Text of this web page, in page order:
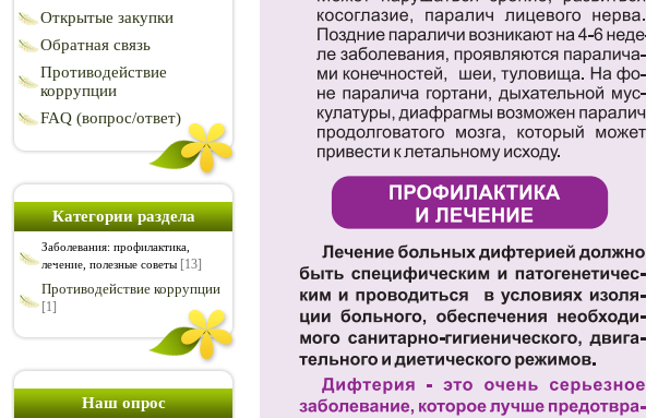
Открытые закупки
Обратная связь
Противодействие
коррупции
FAQ (вопрос/ответ)
Категории раздела
Заболевания: профилактика,
лечение, полезные советы [13]
Противодействие коррупции
[1]
Наш опрос